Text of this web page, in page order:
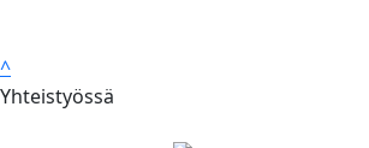
^
Yhteistyössä